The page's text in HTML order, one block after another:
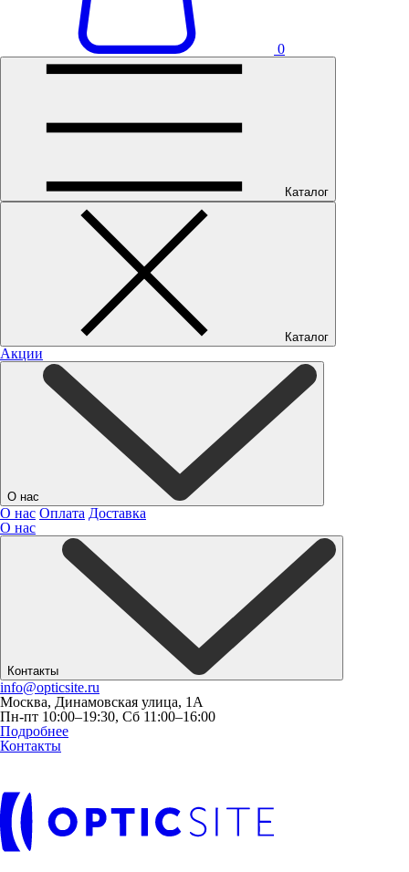
0
Каталог
Каталог
Акции
О нас
О нас Оплата Доставка
О нас
Контакты
info@opticsite.ru
Москва, Динамовская улица, 1А
Пн-пт 10:00–19:30, Сб 11:00–16:00
Подробнее
Контакты